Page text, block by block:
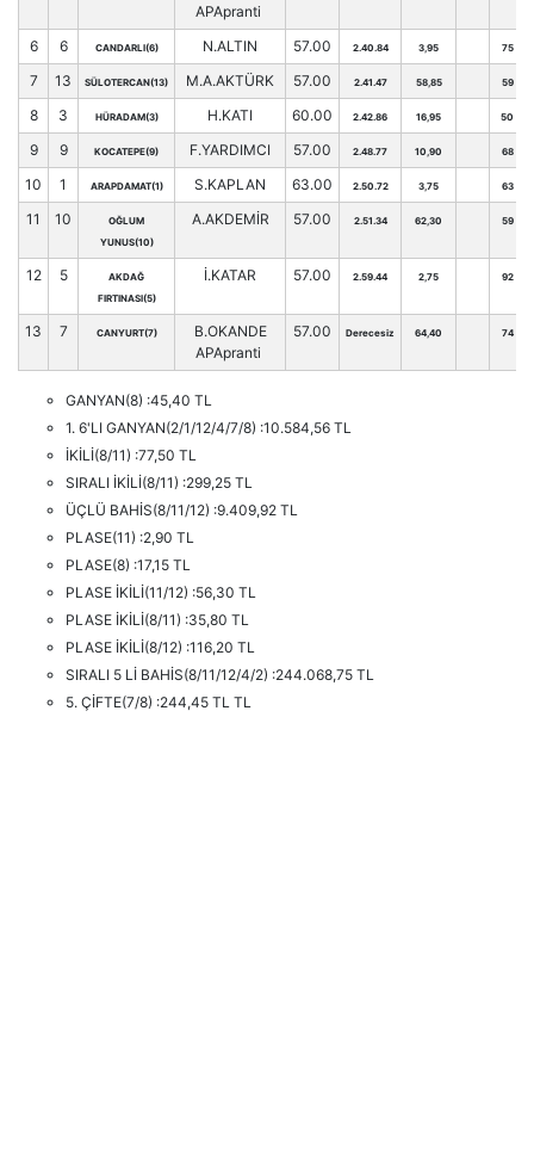
APApranti
6
6 CANDARLI(6) N.ALTIN 57.00 2.40.84 3,95 75
7 13 SÜLOTERCAN(13) M.A.AKTÜRK 57.00 2.41.47 58,85 59
8 3 HÜRADAM(3) H.KATI 60.00 2.42.86 16,95 50
9 9 KOCATEPE(9) F.YARDIMCI 57.00 2.48.77 10,90 68
10 1 ARAPDAMAT(1) S.KAPLAN 63.00 2.50.72 3,75 63
11 10
OĞLUM
YUNUS(10)
A.AKDEMİR 57.00 2.51.34 62,30 59
12 5
AKDAĞ
FIRTINASI(5)
İ.KATAR 57.00 2.59.44 2,75 92
13 7 CANYURT(7)
B.OKANDE
APApranti
57.00 Derecesiz 64,40 74
GANYAN(8) :45,40 TL
1. 6'LI GANYAN(2/1/12/4/7/8) :10.584,56 TL
İKİLİ(8/11) :77,50 TL
SIRALI İKİLİ(8/11) :299,25 TL
ÜÇLÜ BAHİS(8/11/12) :9.409,92 TL
PLASE(11) :2,90 TL
PLASE(8) :17,15 TL
PLASE İKİLİ(11/12) :56,30 TL
PLASE İKİLİ(8/11) :35,80 TL
PLASE İKİLİ(8/12) :116,20 TL
SIRALI 5 Lİ BAHİS(8/11/12/4/2) :244.068,75 TL
5. ÇİFTE(7/8) :244,45 TL TL